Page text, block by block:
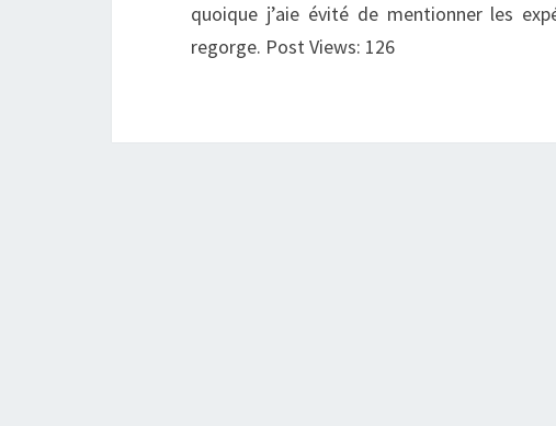
quoique j’aie évité de mentionner les
regorge. Post Views: 126